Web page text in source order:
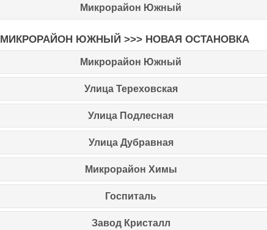
Микрорайон Южный
МИКРОРАЙОН ЮЖНЫЙ >>> НОВАЯ ОСТАНОВКА
Микрорайон Южный
Улица Тереховская
Улица Подлесная
Улица Дубравная
Микрорайон Химы
Госпиталь
Завод Кристалл